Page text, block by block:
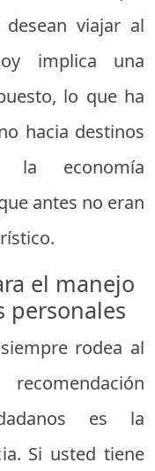
viajar al
implica una
lo que ha
hacia destinos
la economía
antes no eran
el manejo
personales
rodea al
es la
Si usted tiene